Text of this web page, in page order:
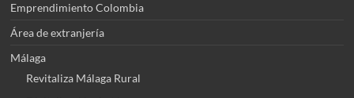
Emprendimiento Colombia
Área de extranjería
Málaga
Revitaliza Málaga Rural